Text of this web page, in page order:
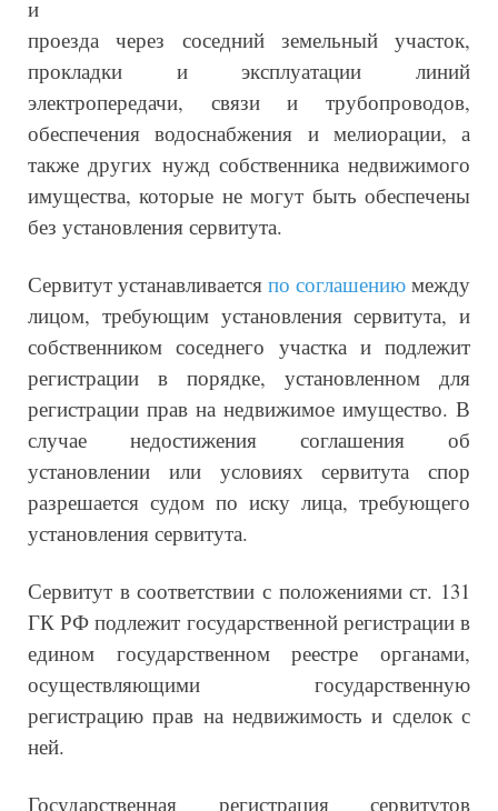
и
проезда через соседний земельный участок,
прокладки и эксплуатации линий
электропередачи, связи и трубопроводов,
обеспечения водоснабжения и мелиорации, а
также других нужд собственника недвижимого
имущества, которые не могут быть обеспечены
без установления сервитута.
Сервитут устанавливается по соглашению между
лицом, требующим установления сервитута, и
собственником соседнего участка и подлежит
регистрации в порядке, установленном для
регистрации прав на недвижимое имущество. В
случае недостижения соглашения об
установлении или условиях сервитута спор
разрешается судом по иску лица, требующего
установления сервитута.
Сервитут в соответствии с положениями ст. 131
ГК РФ подлежит государственной регистрации в
едином государственном реестре органами,
осуществляющими государственную
регистрацию прав на недвижимость и сделок с
ней.
Государственная регистрация сервитутов